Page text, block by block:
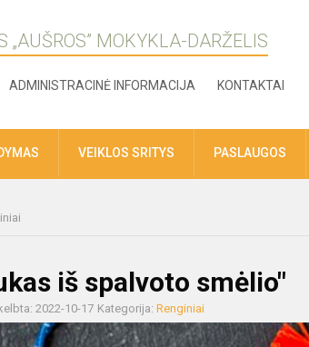
„AUŠROS” MOKYKLA-DARŽELIS
ADMINISTRACINĖ INFORMACIJA KONTAKTAI
VEIKLOS SRITYS PASLAUGOS
iš spalvoto smėlio"
2022-10-17 Kategorija: Renginiai